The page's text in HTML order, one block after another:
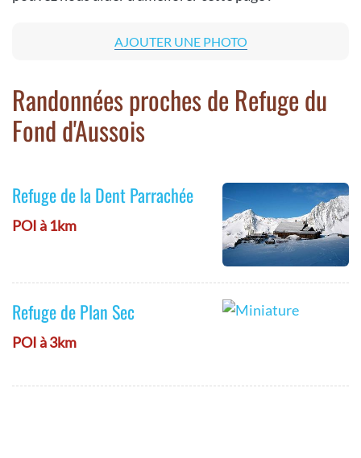
AJOUTER UNE PHOTO
Randonnées proches de Refuge du
Fond d'Aussois
Refuge de la Dent Parrachée
POI à 1km
Refuge de Plan Sec
POI à 3km